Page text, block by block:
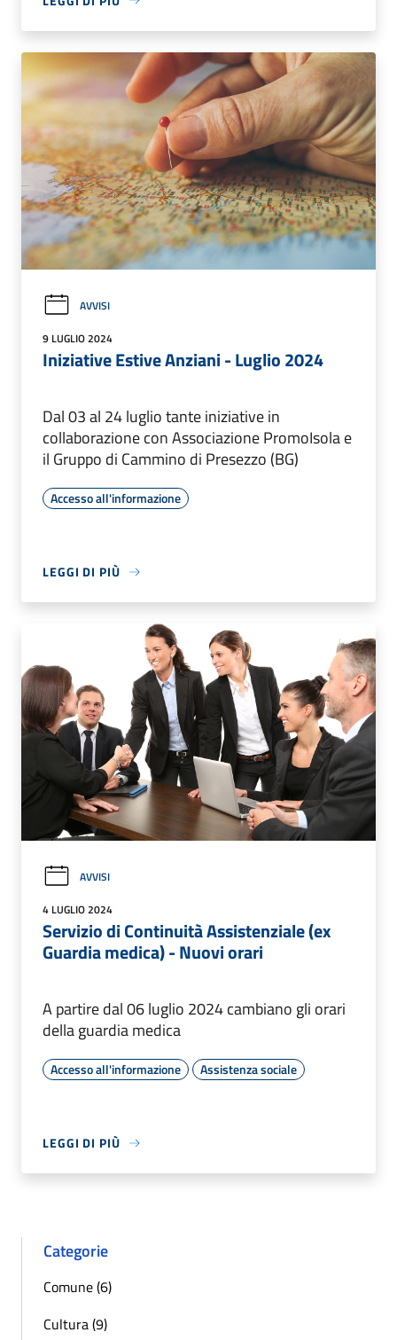
AVVISI
9 LUGLIO 2024
Iniziative Estive Anziani - Luglio 2024
Dal 03 al 24 luglio tante iniziative in
collaborazione con Associazione PromoIsola e
il Gruppo di Cammino di Presezzo (BG)
Accesso all'informazione
LEGGI DI PIÙ
AVVISI
4 LUGLIO 2024
Servizio di Continuità Assistenziale (ex
Guardia medica) - Nuovi orari
A partire dal 06 luglio 2024 cambiano gli orari
della guardia medica
Accesso all'informazione Assistenza sociale
LEGGI DI PIÙ
Categorie
Comune (6)
Cultura (9)